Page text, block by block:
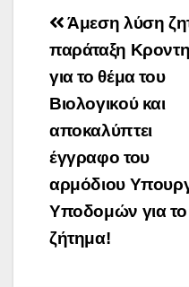
Πλοήγηση
άρθρων
Άμεση λύση
παράταξη
για το θέμα του
Βιολογικού και
αποκαλύπτει
έγγραφο του
αρμόδιου
Υποδομών για το
ζήτημα!